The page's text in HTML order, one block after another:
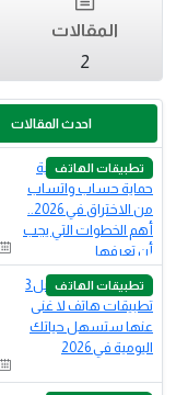
المقالات
2
احدث المقالات
تطبيقات الهاتف
تطبيقات الهاتف